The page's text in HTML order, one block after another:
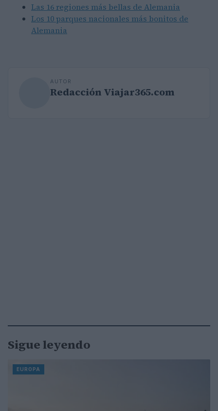
Las 16 regiones más bellas de Alemania
Los 10 parques nacionales más bonitos de
Alemania
AUTOR
Redacción Viajar365.com
Sigue leyendo
EUROPA